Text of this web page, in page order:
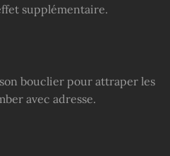
supplémentaire.
bouclier pour attraper les
avec adresse.